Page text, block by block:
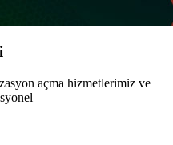
açma hizmetlerimiz ve